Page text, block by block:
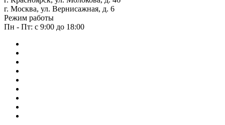
г. Москва, ул. Вернисажная, д. 6
Режим работы
Пн - Пт: с 9:00 до 18:00